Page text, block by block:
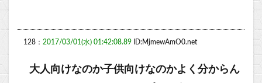
128： 2017/03/01(水) 01:42:08.89 ID:MjmewAmO0.net
大人向けなのか子供向けなのかよく分からん